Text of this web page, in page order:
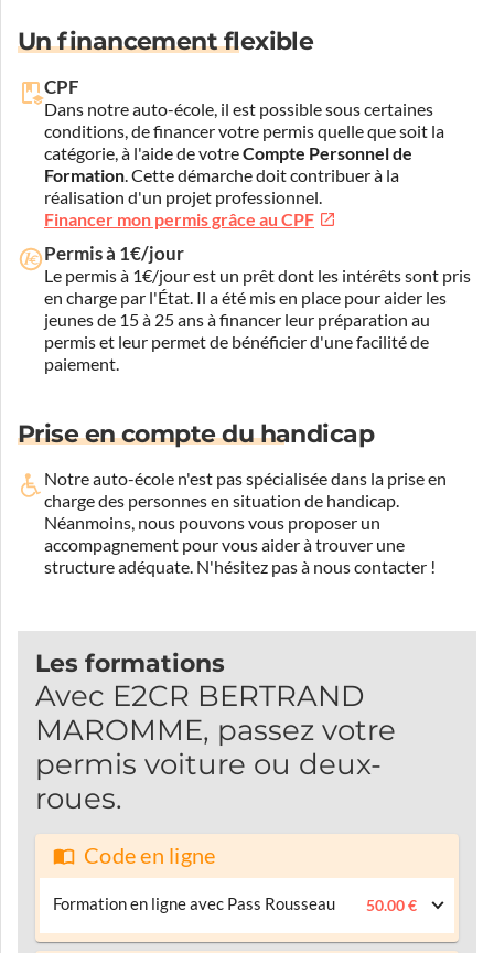
Un financement flexible
CPF
Dans notre auto-école, il est possible sous certaines
conditions, de financer votre permis quelle que soit la
catégorie, à l'aide de votreCompte Personnel de
Formation. Cette démarche doit contribuer à la
réalisation d'un projet professionnel.
Financer mon permis grâce au CPF
Permis à 1€/jour
Le permis à 1€/jour est un prêt dont les intérêts sont pris
en charge par l'État. Il a été mis en place pour aider les
jeunes de 15 à 25 ans à financer leur préparation au
permis et leur permet de bénéficier d'une facilité de
paiement.
Prise en compte du handicap
Notre auto-école n'est pas spécialisée dans la prise en
charge des personnes en situation de handicap.
Néanmoins, nous pouvons vous proposer un
accompagnement pour vous aider à trouver une
structure adéquate. N'hésitez pas à nous contacter !
Les formations
Avec E2CR BERTRAND
MAROMME, passez votre
permis voiture ou deux-
roues.
Code en ligne
Formation en ligne avec Pass Rousseau 50.00 €